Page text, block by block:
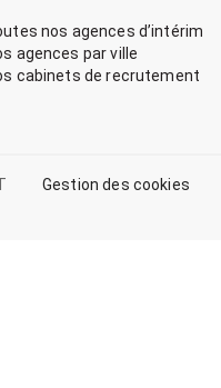
nos agences d’intérim
agences par ville
cabinets de recrutement
Gestion des cookies